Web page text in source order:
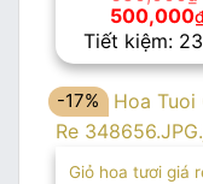
Giá
gốc
là:
650,000₫.
500,000
Tiết kiệm:
-17%
Giỏ hoa tươi giá